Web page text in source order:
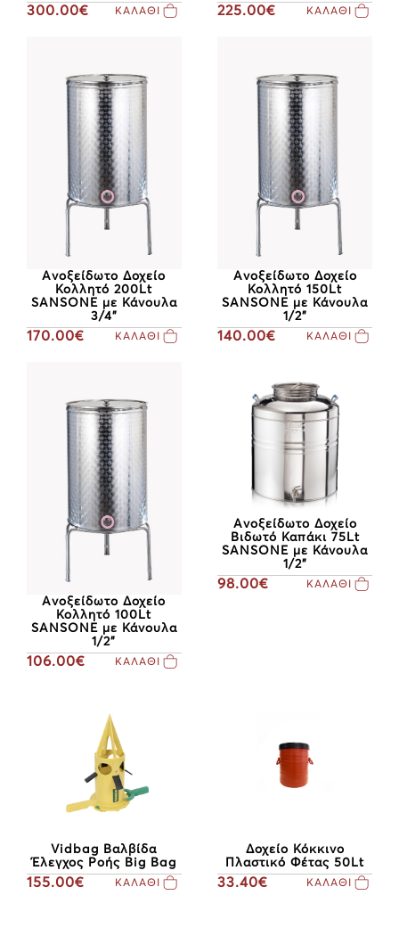
300.00€ ΚΑΛΑΘΙ 225.00€ ΚΑΛΑΘΙ
Ανοξείδωτο Δοχείο
Κολλητό 200Lt
SANSONE με Κάνουλα
3/4"
170.00€ ΚΑΛΑΘΙ
Ανοξείδωτο Δοχείο
Κολλητό 150Lt
SANSONE με Κάνουλα
1/2"
140.00€ ΚΑΛΑΘΙ
Ανοξείδωτο Δοχείο
Κολλητό 100Lt
SANSONE με Κάνουλα
1/2"
106.00€ ΚΑΛΑΘΙ
Ανοξείδωτο Δοχείο
Βιδωτό Καπάκι 75Lt
SANSONE με Κάνουλα
1/2"
98.00€ ΚΑΛΑΘΙ
Vidbag Βαλβίδα
Έλεγχος Ροής Big Bag
155.00€ ΚΑΛΑΘΙ
Δοχείο Κόκκινο
Πλαστικό Φέτας 50Lt
33.40€ ΚΑΛΑΘΙ